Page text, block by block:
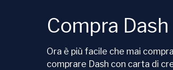
Compra Dash
Ora è più facile che mai
comprare Dash con carta di